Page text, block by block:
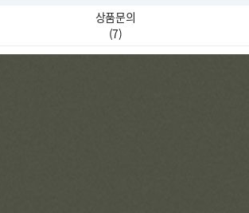
상품문의
(7)